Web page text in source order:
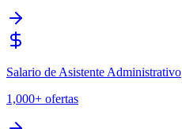
Salario de Asistente Administrativo
1,000+ ofertas